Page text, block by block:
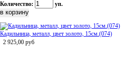
Количество: уп.
Кадильница, металл, цвет золото, 15см.(074)
2 925,00 руб